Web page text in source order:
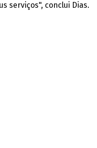
serviços", conclui Dias.